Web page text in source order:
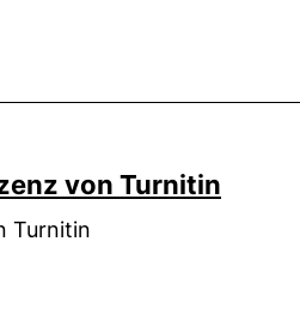
von Turnitin
Turnitin